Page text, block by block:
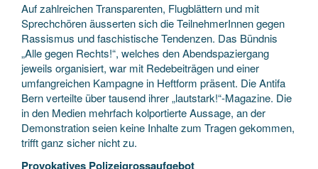
Auf zahlreichen Transparenten, Flugblättern und mit
Sprechchören äusserten sich die TeilnehmerInnen gegen
Rassismus und faschistische Tendenzen. Das Bündnis
„Alle gegen Rechts!“, welches den Abendspaziergang
jeweils organisiert, war mit Redebeiträgen und einer
umfangreichen Kampagne in Heftform präsent. Die Antifa
Bern verteilte über tausend ihrer „lautstark!“-Magazine. Die
in den Medien mehrfach kolportierte Aussage, an der
Demonstration seien keine Inhalte zum Tragen gekommen,
trifft ganz sicher nicht zu.
Provokatives Polizeigrossaufgebot